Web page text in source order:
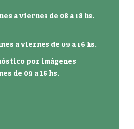
a viernes de 08 a 18 hs.
a viernes de 09 a 16 hs.
por imágenes
de 09 a 16 hs.